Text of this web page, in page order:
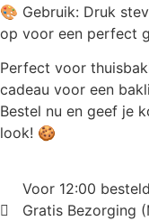
🎨 Gebruik: Druk
op voor een perfect
Perfect voor
cadeau voor een
Bestel nu en geef je
look! 🍪
Voor 12:00
Gratis Bezorging